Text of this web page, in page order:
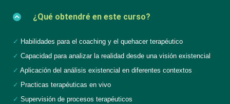
¿Qué obtendré en este curso?
✓ Habilidades para el coaching y el quehacer terapéutico
✓ Capacidad para analizar la realidad desde una visión existencial
✓ Aplicación del análisis existencial en diferentes contextos
✓ Practicas terapéuticas en vivo
✓ Supervisión de procesos terapéuticos